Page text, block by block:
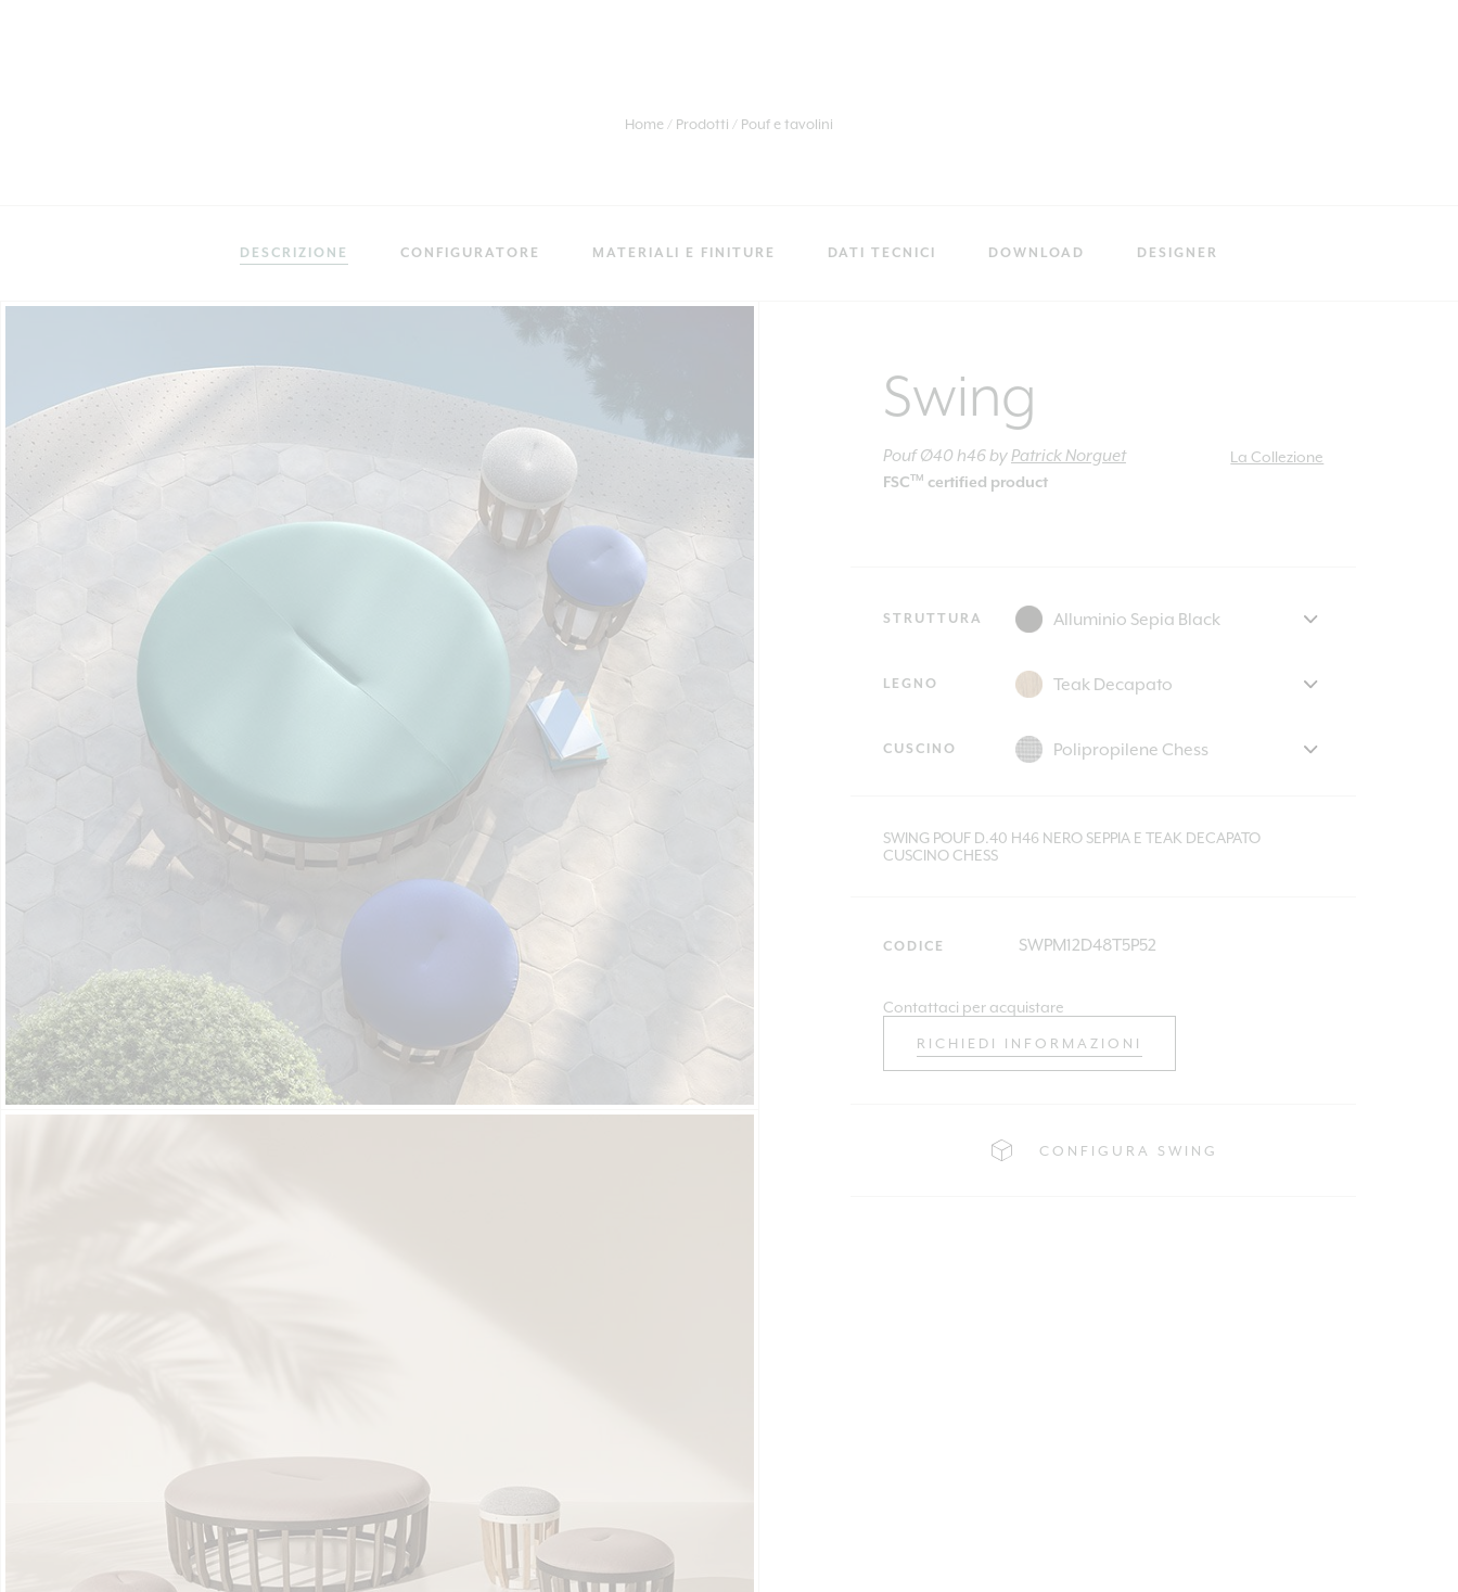
Home Prodotti Pouf e tavolini
DESCRIZIONE CONFIGURATORE MATERIALI E FINITURE DATI TECNICI DOWNLOAD DESIGNER
Swing
Pouf Ø40 h46byPatrick Norguet
FSCTM certified product
La Collezione
STRUTTURA
LEGNO
CUSCINO
SWING POUF D.40 H46 NERO SEPPIA E TEAK DECAPATO
CUSCINO CHESS
CODICE SWPM12D48T5P52
Contattaci per acquistare
RICHIEDI INFORMAZIONI
CONFIGURA SWING